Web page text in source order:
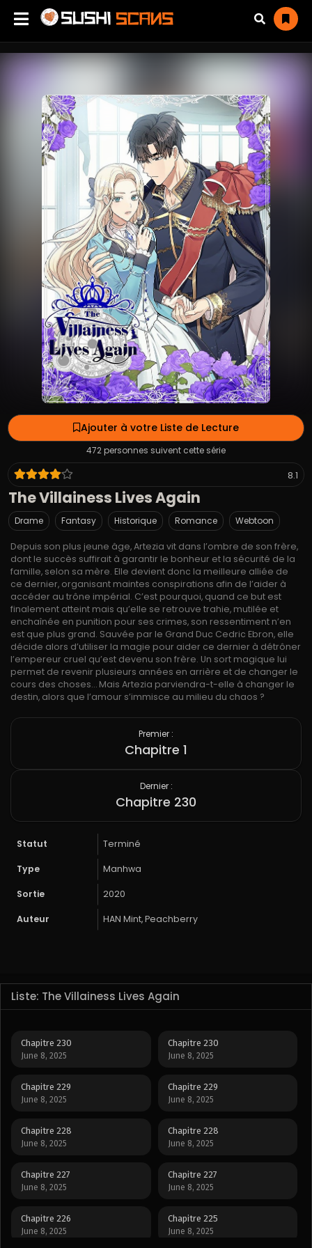
Ajouter à votre Liste de Lecture
472 personnes suivent cette série
8.1
The Villainess Lives Again
Drame Fantasy Historique Romance Webtoon
Depuis son plus jeune âge, Artezia vit dans l’ombre de son frère,
dont le succès suffirait à garantir le bonheur et la sécurité de la
famille, selon sa mère. Elle devient donc la meilleure alliée de
ce dernier, organisant maintes conspirations afin de l’aider à
accéder au trône impérial. C’est pourquoi, quand ce but est
finalement atteint mais qu’elle se retrouve trahie, mutilée et
enchaînée en punition pour ses crimes, son ressentiment n’en
est que plus grand. Sauvée par le Grand Duc Cedric Ebron, elle
décide alors d’utiliser la magie pour aider ce dernier à détrôner
l’empereur cruel qu’est devenu son frère. Un sort magique lui
permet de revenir plusieurs années en arrière et de changer le
cours des choses… Mais Artezia parviendra-t-elle à changer le
destin, alors que l’amour s’immisce au milieu du chaos ?
Premier :
Chapitre 1
Dernier :
Chapitre 230
Statut Terminé
Type Manhwa
Sortie 2020
Auteur HAN Mint, Peachberry
Liste: The Villainess Lives Again
Chapitre 230
June 8, 2025
Chapitre 230
June 8, 2025
Chapitre 229
June 8, 2025
Chapitre 229
June 8, 2025
Chapitre 228
June 8, 2025
Chapitre 228
June 8, 2025
Chapitre 227
June 8, 2025
Chapitre 227
June 8, 2025
Chapitre 226
June 8, 2025
Chapitre 225
June 8, 2025